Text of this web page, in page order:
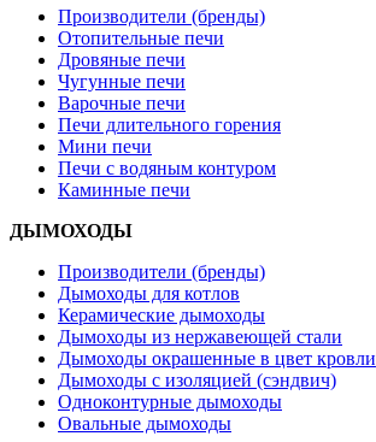
Производители (бренды)
Отопительные печи
Дровяные печи
Чугунные печи
Варочные печи
Печи длительного горения
Мини печи
Печи с водяным контуром
Каминные печи
ДЫМОХОДЫ
Производители (бренды)
Дымоходы для котлов
Керамические дымоходы
Дымоходы из нержавеющей стали
Дымоходы окрашенные в цвет кровли
Дымоходы с изоляцией (сэндвич)
Одноконтурные дымоходы
Овальные дымоходы